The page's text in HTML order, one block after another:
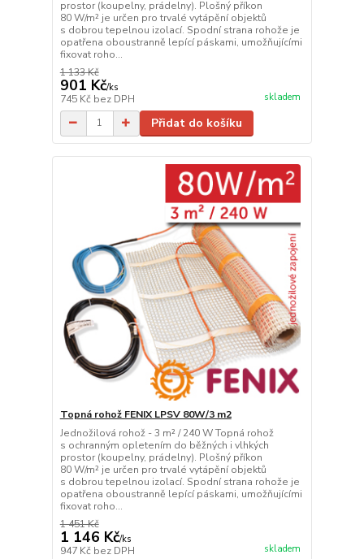
prostor (koupelny, prádelny). Plošný příkon
80 W/m² je určen pro trvalé vytápění objektů
s dobrou tepelnou izolací. Spodní strana rohože je
opatřena oboustranně lepící páskami, umožňujícími
fixovat roho...
1 133 Kč
901 Kč/ks
745 Kč bez DPH skladem
Přidat do košíku
Topná rohož FENIX LPSV 80W/3 m2
Jednožilová rohož - 3 m² / 240 W Topná rohož
s ochranným opletením do běžných i vlhkých
prostor (koupelny, prádelny). Plošný příkon
80 W/m² je určen pro trvalé vytápění objektů
s dobrou tepelnou izolací. Spodní strana rohože je
opatřena oboustranně lepící páskami, umožňujícími
fixovat roho...
1 451 Kč
1 146 Kč/ks
947 Kč bez DPH skladem